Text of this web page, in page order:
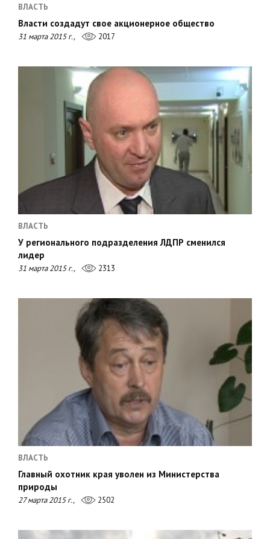
ВЛАСТЬ
Власти создадут свое акционерное общество
31 марта 2015 г., 2017
ВЛАСТЬ
У регионального подразделения ЛДПР сменился
лидер
31 марта 2015 г., 2313
ВЛАСТЬ
Главный охотник края уволен из Министерства
природы
27 марта 2015 г., 2502